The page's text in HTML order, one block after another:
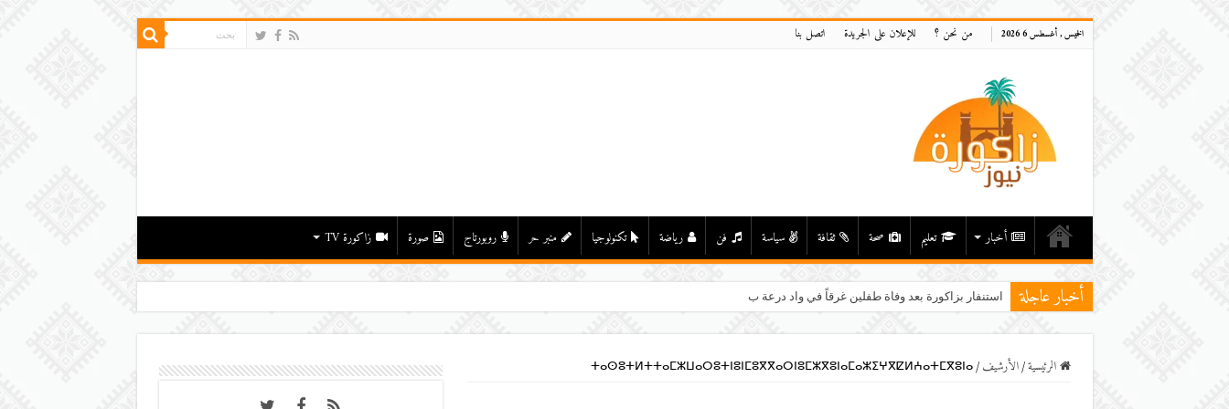
الخميس , أغسطس 6 2026 من نحن ؟ للإعلان على الجريدة اتصل بنا
أخبار تعليم صحة ثقافة سياسة فن رياضة تكنولوجيا منبر حر روبورتاج صورة زاكورة TV
أخبار عاجلة استنفار بزاكورة بعد وفاة طفلين غرقاً في واد درعة بأولاد يحيى لكراير
الرئيسية/اﻷرشيف/
ⵜⴰⵙⵓⵜⵍⵜⵜⴰⵎⵣⵡⴰⵔⵓⵜⵏⵓⵏⵎⵓⴳⴳⴰⵔⵏⵓⵎⵣⴳⵓⵏⴰⵎⴰⵣⵉⵖⴳⵇⵍⵄⴰⵜⵎⴳⵓⵏⴰ